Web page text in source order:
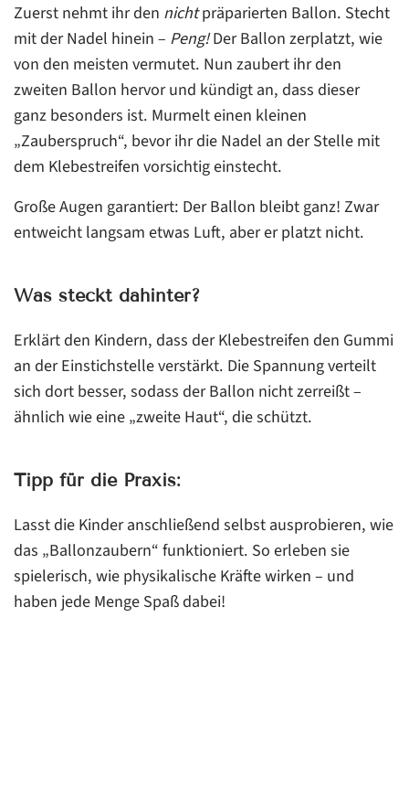
Zuerst nehmt ihr den nichtpräparierten Ballon. Stecht
mit der Nadel hinein – Peng!Der Ballon zerplatzt, wie
von den meisten vermutet. Nun zaubert ihr den
zweiten Ballon hervor und kündigt an, dass dieser
ganz besonders ist. Murmelt einen kleinen
„Zauberspruch“, bevor ihr die Nadel an der Stelle mit
dem Klebestreifen vorsichtig einstecht.
Große Augen garantiert: Der Ballon bleibt ganz! Zwar
entweicht langsam etwas Luft, aber er platzt nicht.
Was steckt dahinter?
Erklärt den Kindern, dass der Klebestreifen den Gummi
an der Einstichstelle verstärkt. Die Spannung verteilt
sich dort besser, sodass der Ballon nicht zerreißt –
ähnlich wie eine „zweite Haut“, die schützt.
Tipp für die Praxis:
Lasst die Kinder anschließend selbst ausprobieren, wie
das „Ballonzaubern“ funktioniert. So erleben sie
spielerisch, wie physikalische Kräfte wirken – und
haben jede Menge Spaß dabei!